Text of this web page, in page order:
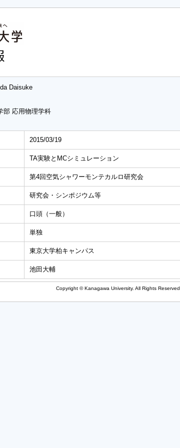
Daisuke
部 応用物理学科
2015/03/19
TA実験とMCシミュレーション
第4回空気シャワーモンテカルロ研究会
研究会・シンポジウム等
口頭（一般）
単独
東京大学柏キャンパス
池田大輔
Copyright © Kanagawa University. All Rights Reserved.